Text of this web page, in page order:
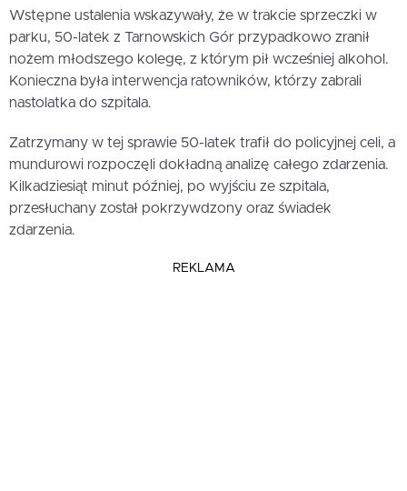
Wstępne ustalenia wskazywały, że w trakcie sprzeczki w
parku, 50-latek z Tarnowskich Gór przypadkowo zranił
nożem młodszego kolegę, z którym pił wcześniej alkohol.
Konieczna była interwencja ratowników, którzy zabrali
nastolatka do szpitala.
Zatrzymany w tej sprawie 50-latek trafił do policyjnej celi, a
mundurowi rozpoczęli dokładną analizę całego zdarzenia.
Kilkadziesiąt minut później, po wyjściu ze szpitala,
przesłuchany został pokrzywdzony oraz świadek
zdarzenia.
REKLAMA